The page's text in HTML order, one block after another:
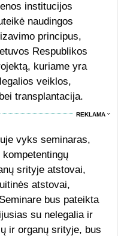
institucijos
naudingos
principus,
Respublikos
kuriame yra
veiklos,
transplantacija.
REKLAMA
vyks seminaras,
srityje atstovai,
atstovai,
bus pateikta
su nelegalia ir
ir organų srityje, bus